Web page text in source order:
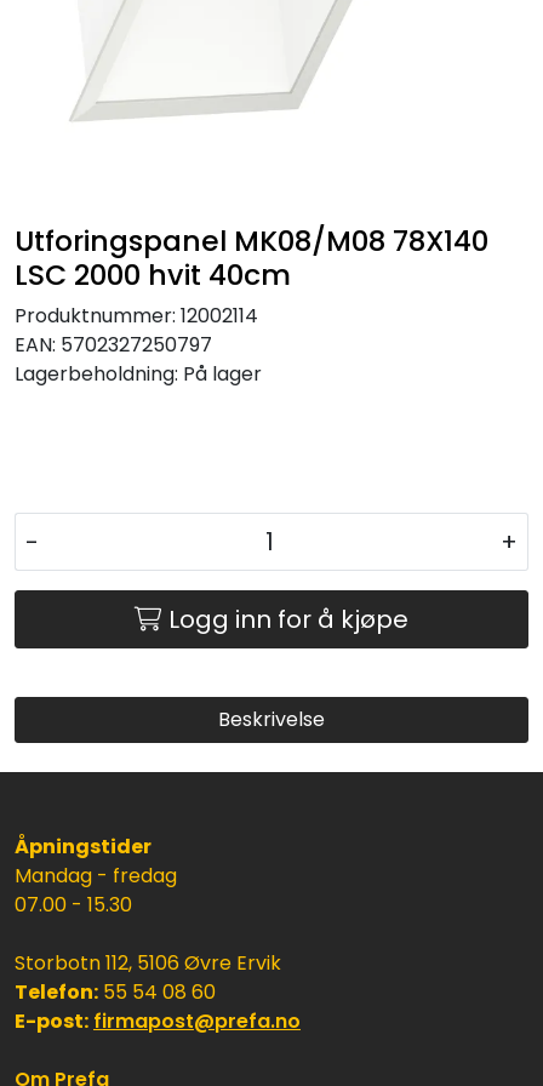
Utforingspanel MK08/M08 78X140
LSC 2000 hvit 40cm
Produktnummer: 12002114
EAN: 5702327250797
Lagerbeholdning: På lager
- +
Logg inn for å kjøpe
Beskrivelse
Åpningstider
Mandag - fredag
07.00 - 15.30
Storbotn 112, 5106 Øvre Ervik
Telefon: 55 54 08 60
E-post: firmapost@prefa.no
Om Prefa